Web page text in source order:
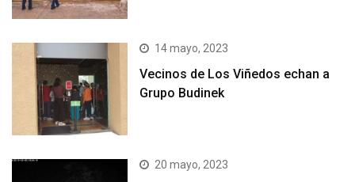
14 mayo, 2023
Vecinos de Los Viñedos echan a
Grupo Budinek
20 mayo, 2023